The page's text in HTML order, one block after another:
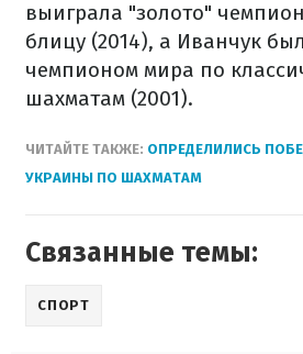
выиграла "золото"
блицу (2014), а Иванчук
чемпионом мира по
шахматам (2001).
ЧИТАЙТЕ ТАКЖЕ: ОПРЕДЕЛИЛИСЬ
УКРАИНЫ ПО ШАХМАТАМ
Связанные темы:
СПОРТ